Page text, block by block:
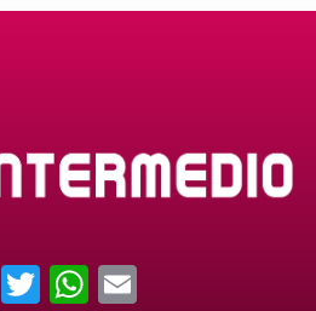
FacebookTwitterWhatsApp